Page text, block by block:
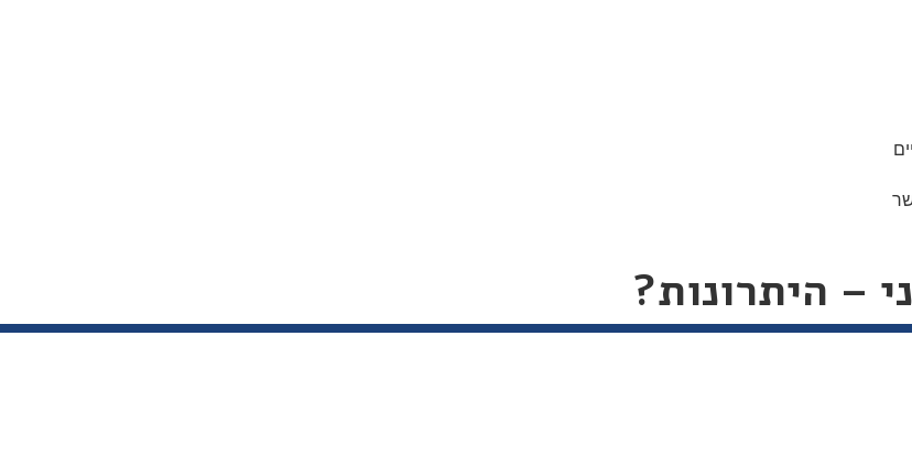
– היתרונות?